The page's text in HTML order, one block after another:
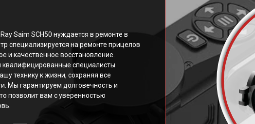
Saim SCH50 нуждается в ремонте в
специализируется на ремонте прицелов
и качественное восстановление.
специалисты
технику к жизни, сохраняя все
Мы гарантируем долговечность и
позволит вам с уверенностью